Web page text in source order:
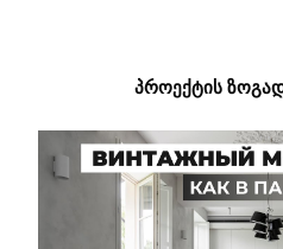
ᲞᲠᲝᲔᲥᲢᲘᲡ